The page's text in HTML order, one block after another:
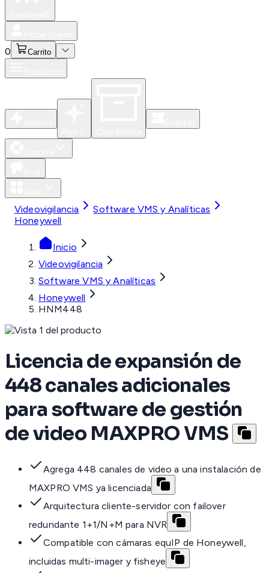
0 Carrito
Videovigilancia
Software VMS y Analíticas
Honeywell
Inicio
Videovigilancia
Software VMS y Analíticas
Honeywell
HNM448
Licencia de expansión de
448 canales adicionales
para software de gestión
de video MAXPRO VMS
Agrega 448 canales de video a una instalación de
MAXPRO VMS ya licenciada
Arquitectura cliente-servidor con failover
redundante 1+1/N+M para NVR
Compatible con cámaras equIP de Honeywell,
incluidas multi-imager y fisheye